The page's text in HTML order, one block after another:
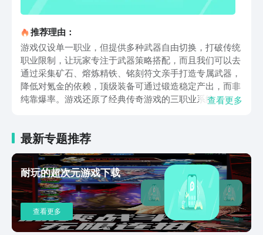
推荐理由：
游戏仅设单一职业，但提供多种武器自由切换，打破传统
职业限制，让玩家专注于武器策略搭配，而且我们可以去
通过采集矿石、熔炼精铁、铭刻符文亲手打造专属武器，
降低对氪金的依赖，顶级装备可通过锻造稳定产出，而非
纯靠爆率。游戏还原了经典传奇游戏的三职业系统，包括
了超多小伙伴们的喜爱。每个职业拥有6条觉醒路线，玩
家可自由搭配，打造专属战斗流派，如战士可强化近战爆
发，法师可解锁范围伤害进阶，道士可提升召唤兽与辅助
能力，让经典职业焕发全新生命力。对于铸兵之王最新版
下载地址，文内已经为广大小伙伴们带来了详细说明，若
是希望能快速的入坑其中体验，那么去使用九游就非常合
适，不仅足够的便利，更是可助力广大玩家得到不错的体
验，所以近期有想法，那么就抓紧去点击链接来预约吧。
查看更多
最新专题推荐
耐玩的超次元游戏下载
查看更多